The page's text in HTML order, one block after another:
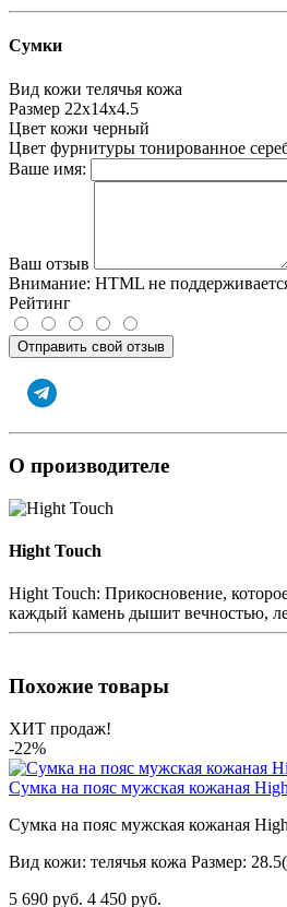
Сумки
Вид кожи телячья кожа
Размер 22х14х4.5
Цвет кожи черный
Цвет фурнитуры тонированное
Ваше имя:
Ваш отзыв
Внимание: HTML не
Рейтинг
Отправить свой отзыв
О производителе
Hight Touch
Hight Touch: Прикосновение,
каждый камень дышит вечностью,
Похожие товары
ХИТ продаж!
-22%
Сумка на пояс мужская кожаная
Сумка на пояс мужская кожаная
Вид кожи: телячья кожа Размер:
5 690 руб. 4 450 руб.